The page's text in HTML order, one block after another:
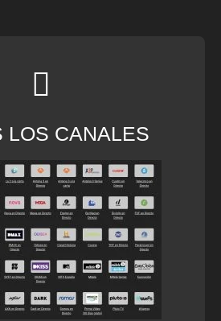
LOS CANALES